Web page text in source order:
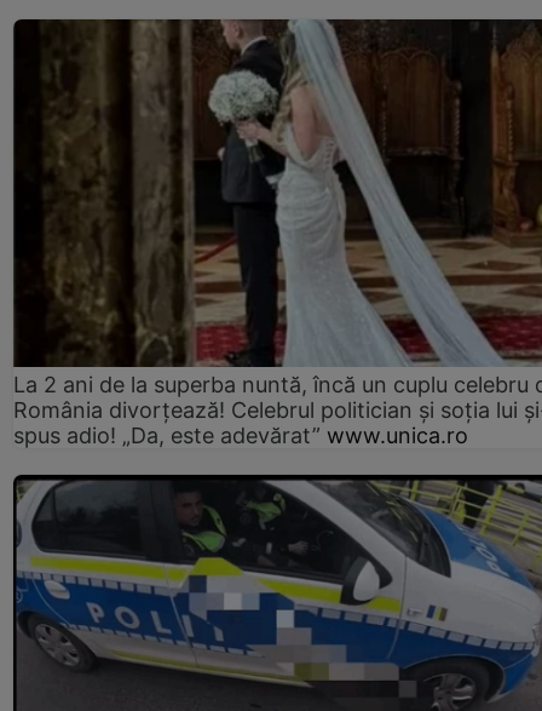
La 2 ani de la superba nuntă, încă un cuplu celebru
România divorțează! Celebrul politician și soția lui
spus adio! „Da, este adevărat” www.unica.ro